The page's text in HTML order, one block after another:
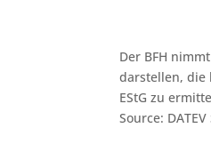
Der BFH
darstellen, die
EStG zu
Source: